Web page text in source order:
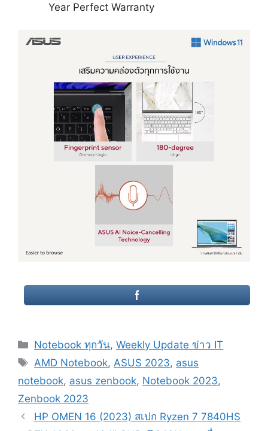
Year Perfect Warranty
Categories
Notebook ทุกวัน,Weekly Update ข่าว IT
Tags
AMD Notebook, ASUS 2023, asus
notebook, asus zenbook, Notebook 2023,
Zenbook 2023
PostHP OMEN 16 (2023) สเปก Ryzen 7 7840HS